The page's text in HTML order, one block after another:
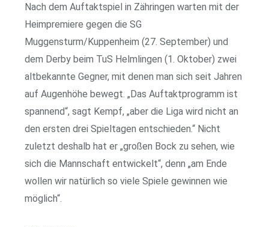
Nach dem Auftaktspiel in Zähringen warten mit der
Heimpremiere gegen die SG
Muggensturm/Kuppenheim (27. September) und
dem Derby beim TuS Helmlingen (1. Oktober) zwei
altbekannte Gegner, mit denen man sich seit Jahren
auf Augenhöhe bewegt. „Das Auftaktprogramm ist
spannend“, sagt Kempf, „aber die Liga wird nicht an
den ersten drei Spieltagen entschieden.“ Nicht
zuletzt deshalb hat er „großen Bock zu sehen, wie
sich die Mannschaft entwickelt“, denn „am Ende
wollen wir natürlich so viele Spiele gewinnen wie
möglich“.